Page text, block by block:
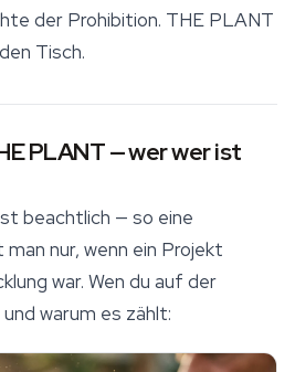
der Prohibition. THE PLANT
Tisch.
PLANT — wer wer ist
beachtlich — so eine
nur, wenn ein Projekt
war. Wen du auf der
warum es zählt: